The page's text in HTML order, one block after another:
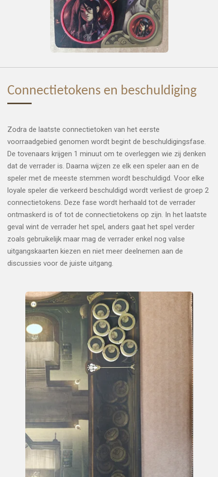
Connectietokens en beschuldiging
Zodra de laatste connectietoken van het eerste
voorraadgebied genomen wordt begint de beschuldigingsfase.
De tovenaars krijgen 1 minuut om te overleggen wie zij denken
dat de verrader is. Daarna wijzen ze elk een speler aan en de
speler met de meeste stemmen wordt beschuldigd. Voor elke
loyale speler die verkeerd beschuldigd wordt verliest de groep 2
connectietokens. Deze fase wordt herhaald tot de verrader
ontmaskerd is of tot de connectietokens op zijn. In het laatste
geval wint de verrader het spel, anders gaat het spel verder
zoals gebruikelijk maar mag de verrader enkel nog valse
uitgangskaarten kiezen en niet meer deelnemen aan de
discussies voor de juiste uitgang.